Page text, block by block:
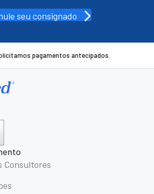
seu consignado
pagamentos antecipados.
Consultores